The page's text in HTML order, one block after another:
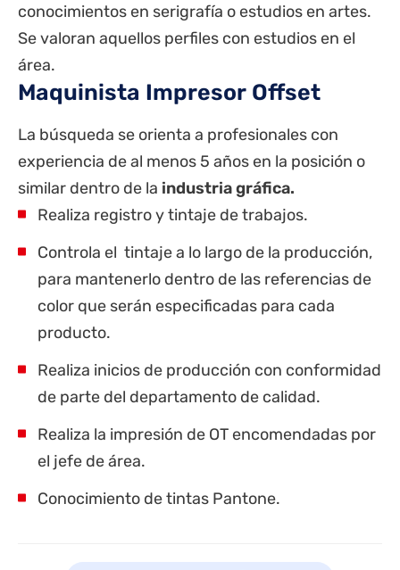
conocimientos en serigrafía o estudios en artes.
Se valoran aquellos perfiles con estudios en el
área.
Maquinista Impresor Offset
La búsqueda se orienta a profesionales con
experiencia de al menos 5 años en la posición o
similar dentro de la industria gráfica.
Realiza registro y tintaje de trabajos.
Controla el tintaje a lo largo de la producción,
para mantenerlo dentro de las referencias de
color que serán especificadas para cada
producto.
Realiza inicios de producción con conformidad
de parte del departamento de calidad.
Realiza la impresión de OT encomendadas por
el jefe de área.
Conocimiento de tintas Pantone.